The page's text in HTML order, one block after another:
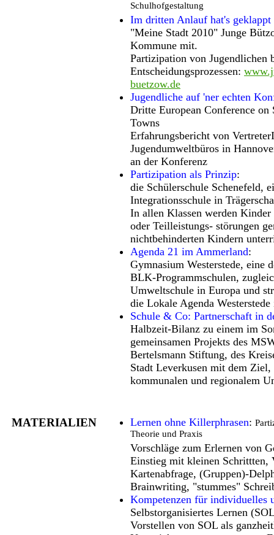
Schulhofgestaltung
Im dritten Anlauf hat's geklappt
"Meine Stadt 2010" Junge
Kommune mit.
Partizipation von Jugendlichen
Entscheidungsprozessen:
buetzow.de
Jugendliche auf 'ner echten
Dritte European Conference on
Towns
Erfahrungsbericht von
Jugendumweltbüros in
an der Konferenz
Partizipation als Prinzip:
die Schülerschule Schenefeld,
Integrationsschule in
In allen Klassen werden
oder Teilleistungs- störungen
nichtbehinderten Kindern
Agenda 21 im Ammerland:
Gymnasium Westerstede, eine
BLK-Programmschulen,
Umweltschule in Europa und
die Lokale Agenda
Schule & Co: Partnerschaft in
Halbzeit-Bilanz zu einem im
gemeinsamen Projekts des
Bertelsmann Stiftung, des
Stadt Leverkusen mit dem
kommunalen und regionalem
MATERIALIEN Lernen ohne Killerphrasen:
Theorie und Praxis
Vorschläge zum Erlernen von
Einstieg mit kleinen Schrittten,
Kartenabfrage, (Gruppen)-
Brainwriting, "stummes"
Kompetenzen für individuelles
Selbstorganisiertes Lernen
Vorstellen von SOL als